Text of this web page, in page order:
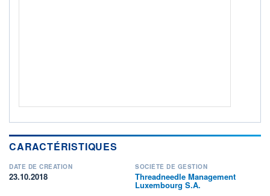
+ PORTEFEUILLE + LISTE
CARACTÉRISTIQUES
DATE DE CRÉATION
23.10.2018
SOCIÉTÉ DE GESTION
Threadneedle Management
Luxembourg S.A.